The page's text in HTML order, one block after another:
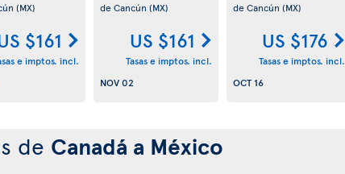
(MX)
$161
e imptos. incl.
de Cancún (MX)
US $161
Tasas e imptos. incl.
NOV 02
de Cancún (MX)
US $176
Tasas e imptos. incl.
OCT 16
de Canadá a México